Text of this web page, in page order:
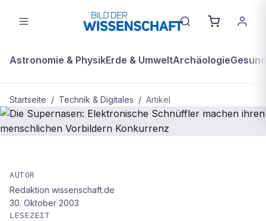
Astronomie & PhysikErde & UmweltArchäologie
Startseite / Technik & Digitales / Artikel
Die Supernasen: Elektronische
Schnüffler machen ihren
menschlichen Vorbildern Konkurrenz
AUTOR
Redaktion wissenschaft.de
30. Oktober 2003
LESEZEIT